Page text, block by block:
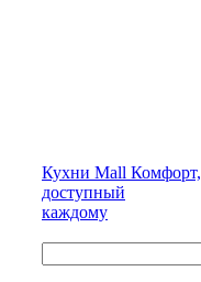
Кухни Mall Комфорт,
доступный
каждому